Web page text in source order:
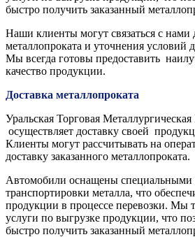
быстро получить заказанный
Наши клиенты могут связаться с нами
металлопроката и уточнения условий
Мы всегда готовы предоставить
качество продукции.
Доставка металлопроката
Уральская Торговая
осуществляет доставку своей
Клиенты могут рассчитывать на
доставку заказанного металлопроката.
Автомобили оснащены специальными
транспортировки металла, что
продукции в процессе перевозки. Мы
услуги по выгрузке продукции, что
быстро получить заказанный